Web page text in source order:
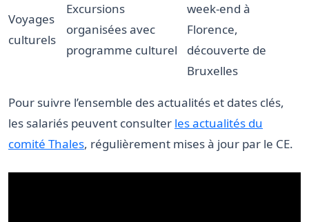
Voyages
culturels
Excursions
organisées avec
programme culturel
week-end à
Florence,
découverte de
Bruxelles
Pour suivre l’ensemble des actualités et dates clés,
les salariés peuvent consulter les actualités du
comité Thales, régulièrement mises à jour par le CE.